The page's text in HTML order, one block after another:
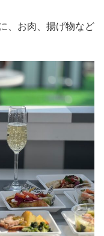
、お肉、揚げ物など